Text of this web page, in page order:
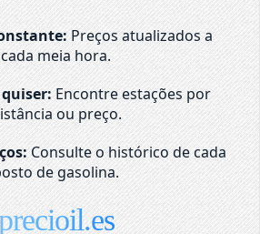
Preços atualizados a
cada meia hora.
Encontre estações por
ou preço.
Consulte o histórico de cada
de gasolina.